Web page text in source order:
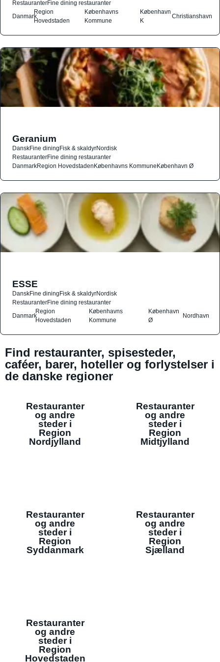
RestauranterFine dining restauranter
Danmark
Region
Hovedstaden
Københavns
Kommune
København
K
Christianshavn
Geranium
DanskFine diningFisk & skaldyrNordisk
RestauranterFine dining restauranter
DanmarkRegion HovedstadenKøbenhavns KommuneKøbenhavn Ø
ESSE
DanskFine diningFisk & skaldyrNordisk
RestauranterFine dining restauranter
Danmark
Region
Hovedstaden
Københavns
Kommune
København
Ø
Nordhavn
Find restauranter, spisesteder,
caféer, barer, hoteller og forlystelser i
de danske regioner
Restauranter
og andre
steder i
Region
Nordjylland
Restauranter
og andre
steder i
Region
Midtjylland
Restauranter
og andre
steder i
Region
Syddanmark
Restauranter
og andre
steder i
Region
Sjælland
Restauranter
og andre
steder i
Region
Hovedstaden